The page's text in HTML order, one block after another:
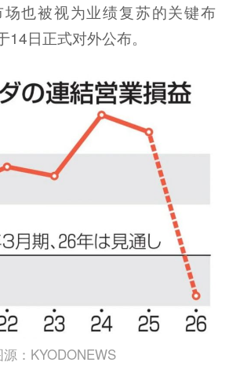
也被视为业绩复苏的关键布
14日正式对外公布。
源：KYODONEWS